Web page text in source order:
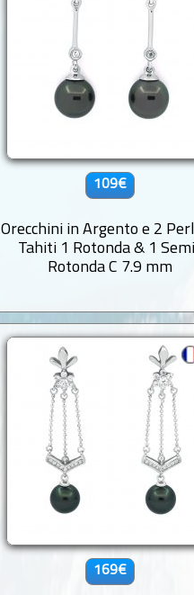
109€
Orecchini in Argento e 2
Tahiti 1 Rotonda & 1
Rotonda C 7.9 mm
169€